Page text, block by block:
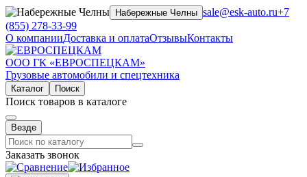
Набережные Челны sale@esk-auto.ru+7
(855) 278-33-99
О компанииДоставка и оплатаОтзывыКонтакты
ООО ГК «ЕВРОСПЕЦКАМ»
Грузовые автомобили и спецтехника
Каталог Поиск
Поиск товаров в каталоге
Везде
Заказать звонок